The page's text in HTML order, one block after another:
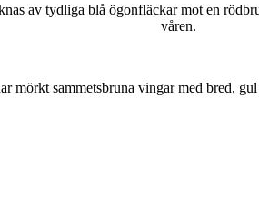
av tydliga blå ögonfläckar mot en
våren.
mörkt sammetsbruna vingar med bred,